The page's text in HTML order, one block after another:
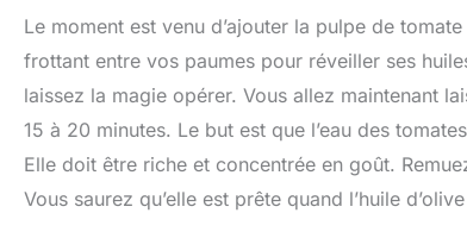
Le moment est venu d’ajouter la pulpe de
frottant entre vos paumes pour réveiller ses
laissez la magie opérer. Vous allez maintenant
15 à 20 minutes. Le but est que l’eau des
Elle doit être riche et concentrée en goût.
Vous saurez qu’elle est prête quand l’huile